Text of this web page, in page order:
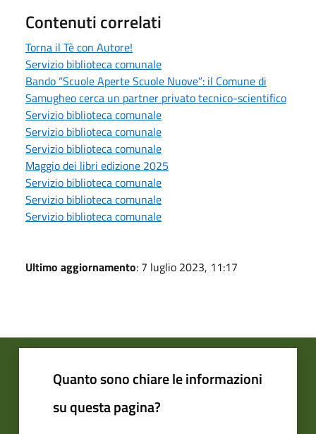
Contenuti correlati
Torna il Tè con Autore!
Servizio biblioteca comunale
Bando “Scuole Aperte Scuole Nuove”: il Comune di
Samugheo cerca un partner privato tecnico-scientifico
Servizio biblioteca comunale
Servizio biblioteca comunale
Servizio biblioteca comunale
Maggio dei libri edizione 2025
Servizio biblioteca comunale
Servizio biblioteca comunale
Servizio biblioteca comunale
Ultimo aggiornamento: 7 luglio 2023, 11:17
Quanto sono chiare le informazioni
su questa pagina?